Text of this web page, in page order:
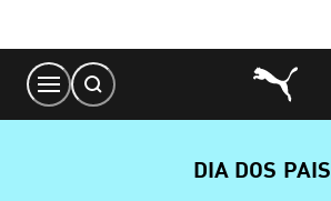
Content
DIA DOS PAIS